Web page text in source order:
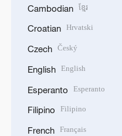
Cambodian ខ្មែរ
Croatian Hrvatski
Czech Český
English English
Esperanto Esperanto
Filipino Filipino
French Français